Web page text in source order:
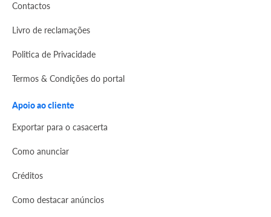
Contactos
Livro de reclamações
Politica de Privacidade
Termos & Condições do portal
Apoio ao cliente
Exportar para o casacerta
Como anunciar
Créditos
Como destacar anúncios